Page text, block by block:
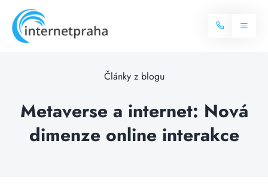
content
Toggle
Balíčky internetu
Televize
Články z blogu
Metaverse a internet: Nová
dimenze online interakce